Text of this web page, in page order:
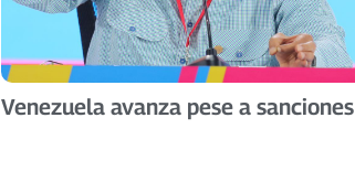
Venezuela avanza pese a sanciones